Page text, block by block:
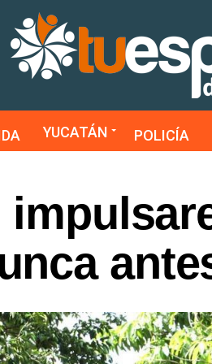
YUCATÁN POLICÍA